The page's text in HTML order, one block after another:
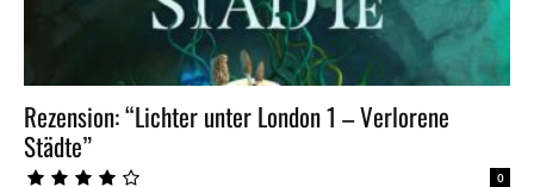
Rezension: “Lichter unter London 1 – Verlorene
Städte”
0